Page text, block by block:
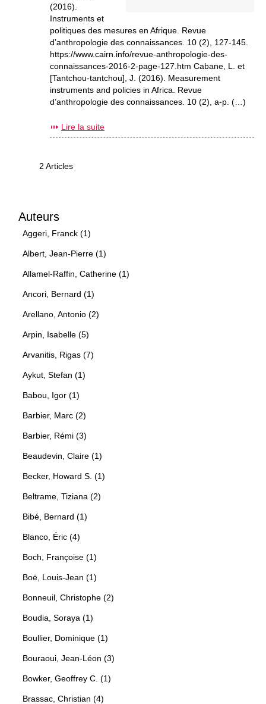
(2016).
Instruments et
politiques des mesures en Afrique. Revue
d’anthropologie des connaissances. 10 (2), 127-145.
https://www.cairn.info/revue-anthropologie-des-
connaissances-2016-2-page-127.htm Cabane, L. et
[Tantchou-tantchou], J. (2016). Measurement
instruments and policies in Africa. Revue
d’anthropologie des connaissances. 10 (2), a-p. (…)
Lire la suite
2 Articles
Auteurs
Aggeri, Franck (1)
Albert, Jean-Pierre (1)
Allamel-Raffin, Catherine (1)
Ancori, Bernard (1)
Arellano, Antonio (2)
Arpin, Isabelle (5)
Arvanitis, Rigas (7)
Aykut, Stefan (1)
Babou, Igor (1)
Barbier, Marc (2)
Barbier, Rémi (3)
Beaudevin, Claire (1)
Becker, Howard S. (1)
Beltrame, Tiziana (2)
Bibé, Bernard (1)
Blanco, Éric (4)
Boch, Françoise (1)
Boë, Louis-Jean (1)
Bonneuil, Christophe (2)
Boudia, Soraya (1)
Boullier, Dominique (1)
Bouraoui, Jean-Léon (3)
Bowker, Geoffrey C. (1)
Brassac, Christian (4)